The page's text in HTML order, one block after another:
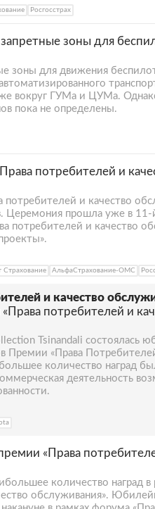
Росгосстрах
зоны для
зоны для движения
вокруг ГУМа и ЦУМа.
пока не определены.
потребителей и
и качество
Церемония прошла уже в 11-
потребителей и качество
Страхование АльфаСтрахование-ОМС
и качество
потребителей и
Tsinandali состоялась
Премии «Права
количество наград
деятельность
«Права
количество наград в
обслуживания».